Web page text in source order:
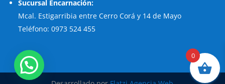
Sucursal Encarnación:
Mcal. Estigarribia entre Cerro Corá y 14 de Mayo
Teléfono: 0973 524 455
0